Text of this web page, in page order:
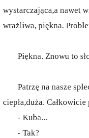
wystarczająca,a nawet
wrażliwa, piękna.
Piękna. Znowu to
Patrzę na nasze
ciepła,duża.
- Kuba...
- Tak?